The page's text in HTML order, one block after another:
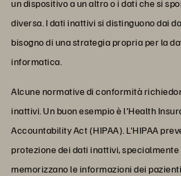
un dispositivo a un altro o i dati che si
diversa. I dati inattivi si distinguono dai
bisogno di una strategia propria per la
informatica.
Alcune normative di conformità
inattivi. Un buon esempio è l'Health
Accountability Act (HIPAA). L'HIPAA
protezione dei dati inattivi,
memorizzano le informazioni dei